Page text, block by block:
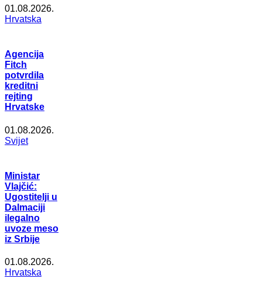
01.08.2026.
Hrvatska
Agencija
Fitch
potvrdila
kreditni
rejting
Hrvatske
01.08.2026.
Svijet
Ministar
Vlajčić:
Ugostitelji u
Dalmaciji
ilegalno
uvoze meso
iz Srbije
01.08.2026.
Hrvatska